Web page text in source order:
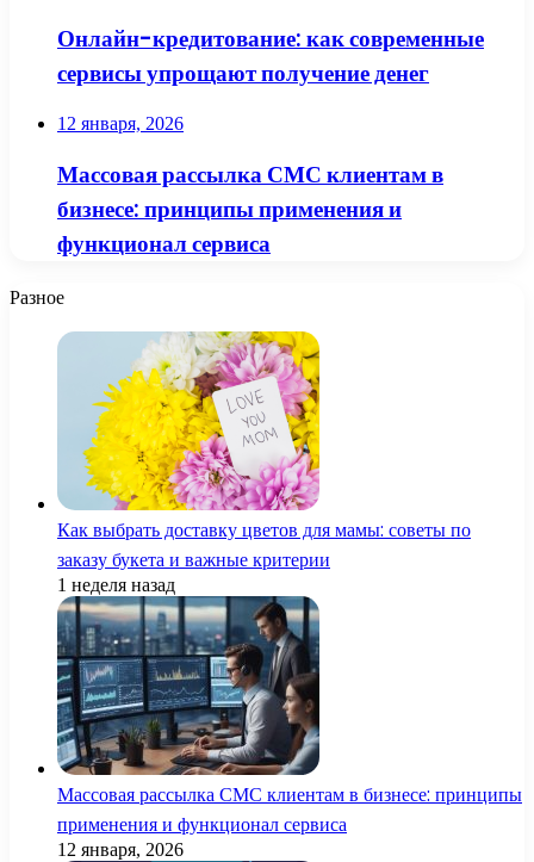
Онлайн-кредитование: как современные
сервисы упрощают получение денег
12 января, 2026
Массовая рассылка СМС клиентам в
бизнесе: принципы применения и
функционал сервиса
Разное
Как выбрать доставку цветов для мамы: советы по
заказу букета и важные критерии
1 неделя назад
Массовая рассылка СМС клиентам в бизнесе: принципы
применения и функционал сервиса
12 января, 2026